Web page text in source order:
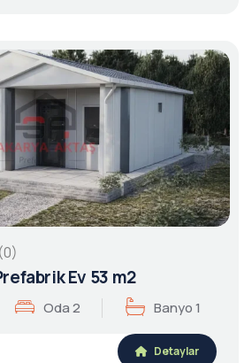
(0)
Ev 53 m2
Oda 2 Banyo 1
Detaylar